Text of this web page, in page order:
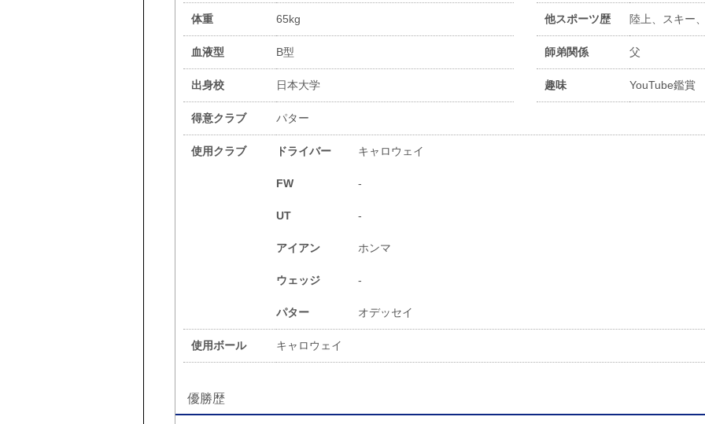
体重 65kg
血液型 B型
出身校 日本大学
他スポーツ歴 陸上、スキー
師弟関係 父
趣味 YouTube鑑賞
得意クラブ パター
使用クラブ ドライバー キャロウェイ
FW -
UT -
アイアン ホンマ
ウェッジ -
パター オデッセイ
使用ボール キャロウェイ
優勝歴